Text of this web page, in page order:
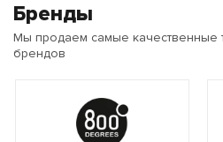
Бренды
Мы продаем самые качественные
брендов